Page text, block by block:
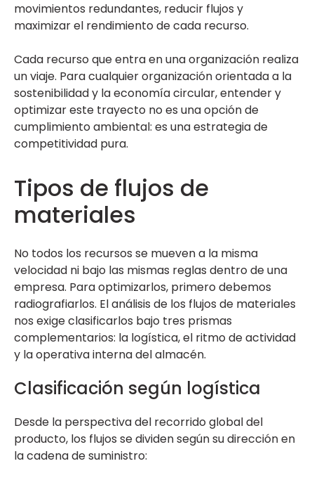
movimientos redundantes, reducir flujos y
maximizar el rendimiento de cada recurso.
Cada recurso que entra en una organización realiza
un viaje. Para cualquier organización orientada a la
sostenibilidad y la economía circular, entender y
optimizar este trayecto no es una opción de
cumplimiento ambiental: es una estrategia de
competitividad pura.
Tipos de flujos de
materiales
No todos los recursos se mueven a la misma
velocidad ni bajo las mismas reglas dentro de una
empresa. Para optimizarlos, primero debemos
radiografiarlos. El análisis de los flujos de materiales
nos exige clasificarlos bajo tres prismas
complementarios: la logística, el ritmo de actividad
y la operativa interna del almacén.
Clasificación según logística
Desde la perspectiva del recorrido global del
producto, los flujos se dividen según su dirección en
la cadena de suministro: